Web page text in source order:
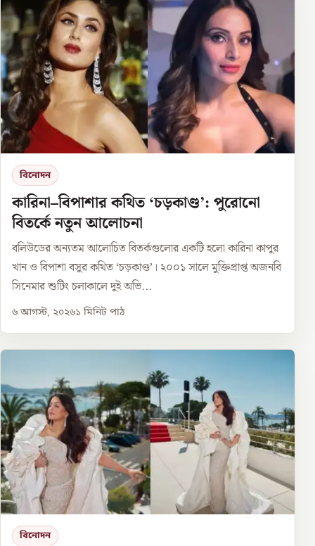
বিনোদন
কারিনা–বিপাশার কথিত ‘চড়কাণ্ড’: পুরোনো
বিতর্কে নতুন আলোচনা
বলিউডের অন্যতম আলোচিত বিতর্কগুলোর একটি হলো কারিনা কাপুর
খান ও বিপাশা বসুর কথিত ‘চড়কাণ্ড’। ২০০১ সালে মুক্তিপ্রাপ্ত অজনবি
সিনেমার শুটিং চলাকালে দুই অভি...
৬ আগস্ট, ২০২৬১ মিনিট পাঠ
বিনোদন